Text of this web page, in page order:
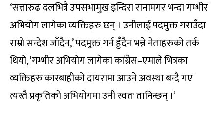
‘सत्तारुढ दलभित्रै उपसभामुख इन्दिरा रानामगर भन्दा गम्भीर
अभियोग लागेका व्यक्तिहरु छन् । उनीलाई पदमुक्त गराउँदा
राम्रो सन्देश जाँदैन,’ पदमुक्त गर्न हुँदैन भन्ने नेताहरुको तर्क
थियो, ‘गम्भीर अभियोग लागेका कांग्रेस–एमाले भित्रका
व्यक्तिहरु कारबाहीको दायरामा आउने अवस्था बन्दै गए
त्यस्तै प्रकृतिको अभियोगमा उनी स्वतः तानिन्छन् ।’